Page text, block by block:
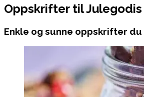
Oppskrifter til Julegodis
Enkle og sunne oppskrifter